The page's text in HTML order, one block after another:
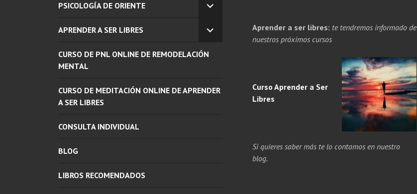
PSICOLOGÍA DE ORIENTE
EXPANDE
MENÚ
APRENDER A SER LIBRES
EXPANDE
CURSO DE PNL ONLINE DE REMODELACIÓN
MENTAL
CURSO DE MEDITACIÓN ONLINE DE APRENDER
A SER LIBRES
CONSULTA INDIVIDUAL
BLOG
LIBROS RECOMENDADOS
Aprender a ser libres: te tendremos informado de
nuestros próximos cursos
Curso Aprender a Ser
Libres
Si quieres saber más te lo contamos en nuestro
blog.